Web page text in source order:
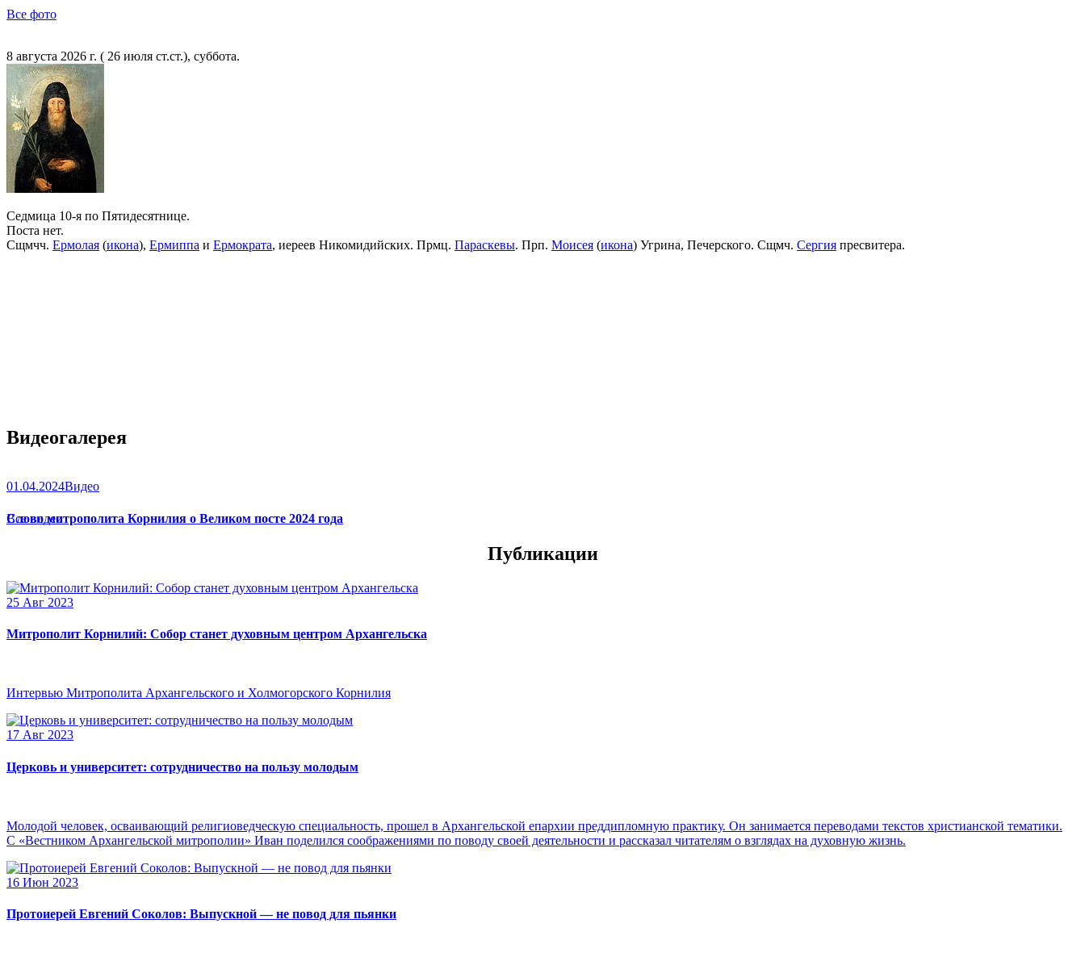
Все фото
8 августа 2026 г. ( 26 июля ст.ст.), суббота.
Седмица 10-я по Пятидесятнице.
Поста нет.
Сщмчч. Ермолая (икона), Ермиппа и Ермократа, иереев Никомидийских. Прмц. Параскевы. Прп. Моисея (икона) Угрина, Печерского. Сщмч. Сергия пресвитера.
Видеогалерея
01.04.2024Видео
Слово митрополита Корнилия о Великом посте 2024 года
Все видео
Публикации
25 Авг 2023
Митрополит Корнилий: Собор станет духовным центром Архангельска
Интервью Митрополита Архангельского и Холмогорского Корнилия
17 Авг 2023
Церковь и университет: сотрудничество на пользу молодым
Молодой человек, осваивающий религиоведческую специальность, прошел в Архангельской епархии преддипломную практику. Он занимается переводами текстов христианской тематики.
С «Вестником Архангельской митрополии» Иван поделился соображениями по поводу своей деятельности и рассказал читателям о взглядах на духовную жизнь.
16 Июн 2023
Протоиерей Евгений Соколов: Выпускной — не повод для пьянки